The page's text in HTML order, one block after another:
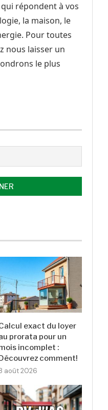
répondent à vos
la maison, le
Pour toutes
nous laisser un
le plus
exact du loyer
prorata pour un
incomplet :
comment!
août 2026